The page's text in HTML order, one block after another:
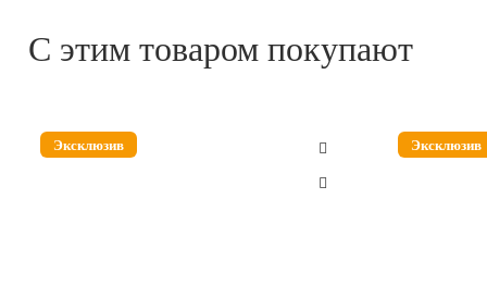
Внимание! Отгрузка возможна в старой и новой упаковке.
С этим товаром покупают
Эксклюзив Эксклюзив